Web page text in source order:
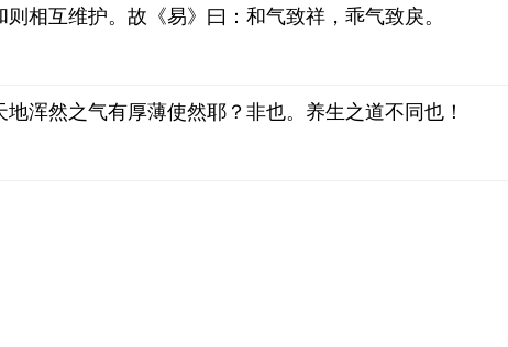
相互维护。故《易》曰：和气致祥，乖气致戾。
浑然之气有厚薄使然耶？非也。养生之道不同也！